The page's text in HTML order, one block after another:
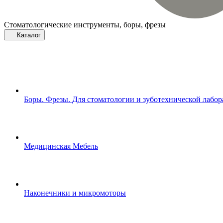
Стоматологические инструменты, боры, фрезы
Каталог
Боры. Фрезы. Для стоматологии и зуботехнической
Медицинская Мебель
Наконечники и микромоторы